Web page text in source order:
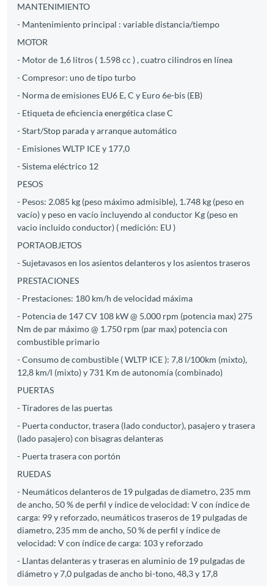
MANTENIMIENTO
- Mantenimiento principal : variable distancia/tiempo
MOTOR
- Motor de 1,6 litros ( 1.598 cc ) , cuatro cilindros en línea
- Compresor: uno de tipo turbo
- Norma de emisiones EU6 E, C y Euro 6e-bis (EB)
- Etiqueta de eficiencia energética clase C
- Start/Stop parada y arranque automático
- Emisiones WLTP ICE y 177,0
- Sistema eléctrico 12
PESOS
- Pesos: 2.085 kg (peso máximo admisible), 1.748 kg (peso en
vacío) y peso en vacío incluyendo al conductor Kg (peso en
vacio incluido conductor) ( medición: EU )
PORTAOBJETOS
- Sujetavasos en los asientos delanteros y los asientos traseros
PRESTACIONES
- Prestaciones: 180 km/h de velocidad máxima
- Potencia de 147 CV 108 kW @ 5.000 rpm (potencia max) 275
Nm de par máximo @ 1.750 rpm (par max) potencia con
combustible primario
- Consumo de combustible ( WLTP ICE ): 7,8 l/100km (mixto),
12,8 km/l (mixto) y 731 Km de autonomía (combinado)
PUERTAS
- Tiradores de las puertas
- Puerta conductor, trasera (lado conductor), pasajero y trasera
(lado pasajero) con bisagras delanteras
- Puerta trasera con portón
RUEDAS
- Neumáticos delanteros de 19 pulgadas de diametro, 235 mm
de ancho, 50 % de perfil y índice de velocidad: V con índice de
carga: 99 y reforzado, neumáticos traseros de 19 pulgadas de
diametro, 235 mm de ancho, 50 % de perfil y índice de
velocidad: V con índice de carga: 103 y reforzado
- Llantas delanteras y traseras en aluminio de 19 pulgadas de
diámetro y 7,0 pulgadas de ancho bi-tono, 48,3 y 17,8